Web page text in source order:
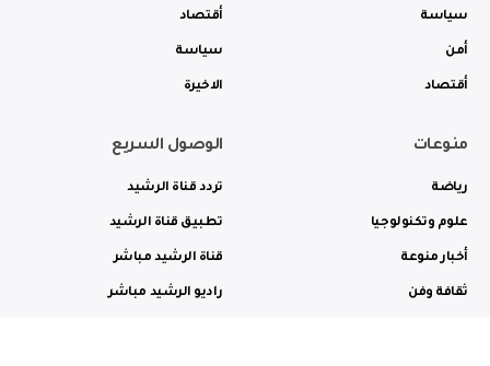
سياسة
أمن
أقتصاد
أقتصاد
سياسة
الاخيرة
منوعات
رياضة
علوم وتكنولوجيا
أخبار منوعة
ثقافة وفن
الوصول السريع
تردد قناة الرشيد
تطبيق قناة الرشيد
قناة الرشيد مباشر
راديو الرشيد مباشر